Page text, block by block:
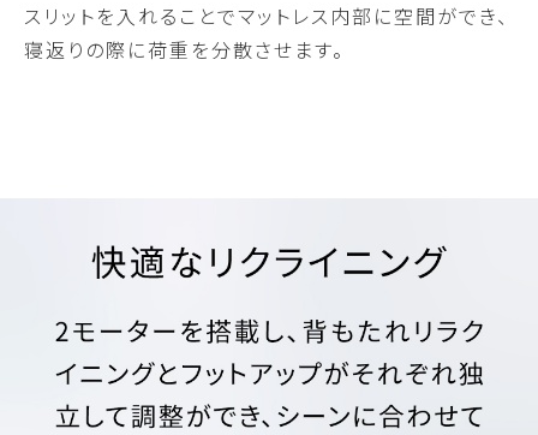
スリットを入れることでマットレス内部に空間ができ、
寝返りの際に荷重を分散させます。